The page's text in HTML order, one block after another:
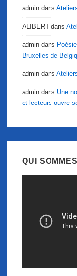
admin dans
ALIBERT dans
admin dans
Bruxelles de
admin dans
admin dans Une
et lecteurs ouvre
QUI